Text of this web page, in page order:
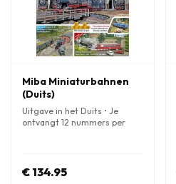
Miba Miniaturbahnen
(Duits)
Uitgave in het Duits • Je
ontvangt 12 nummers per
€ 134.95